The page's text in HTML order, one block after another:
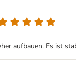
aufbauen. Es ist